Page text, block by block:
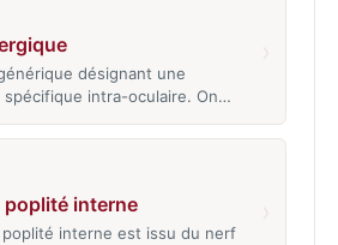
désignant une
spécifique intra-oculaire. On…
interne
interne est issu du nerf